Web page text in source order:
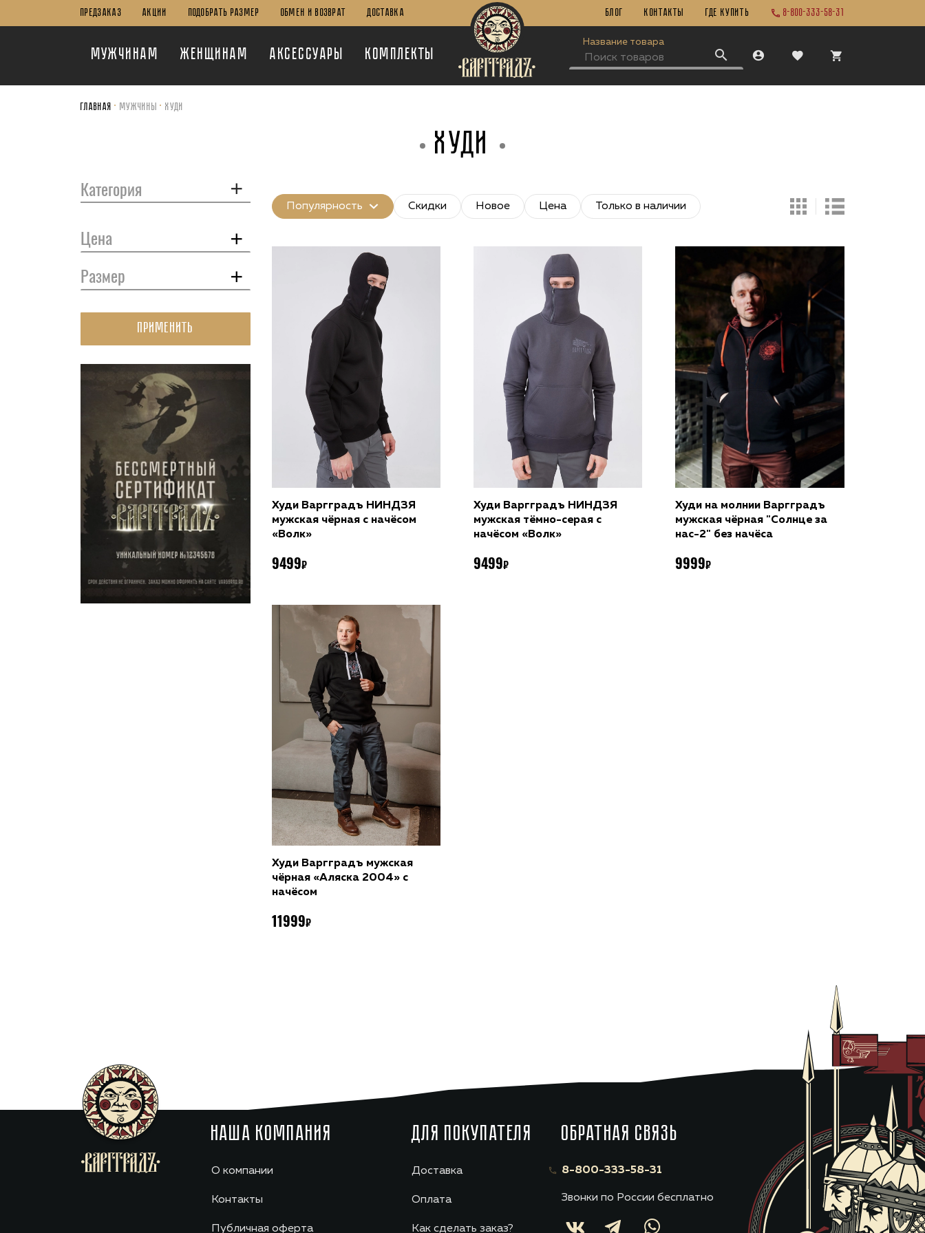
ПРЕДЗАКАЗ Акции Подобрать Размер Обмен И Возврат Доставка Блог Контакты ГДЕ КУПИТЬ 8-800-333-58-31
Мужчинам Женщинам Аксессуары Комплекты
Название товара
Главная Мужчины Худи
ХУДИ
Популярность Скидки Новое Цена Только в наличии
Выбрать размер
Худи Варгградъ НИНДЗЯ
мужская чёрная с начёсом
«Волк»
9499
Выбрать размер
Худи Варгградъ НИНДЗЯ
мужская тёмно-серая с
начёсом «Волк»
9499
Выбрать размер
Худи на молнии Варгградъ
мужская чёрная "Солнце за
нас-2" без начёса
9999
Добавить в корзину
Худи Варгградъ мужская
чёрная «Аляска 2004» с
начёсом
11999
Категория
Цена
Размер
Применить
НАША КОМПАНИЯ
О компании
Контакты
Публичная оферта
ДЛЯ ПОКУПАТЕЛЯ
Доставка
Оплата
Как сделать заказ?
ОБРАТНАЯ СВЯЗЬ
8-800-333-58-31
Звонки по России бесплатно